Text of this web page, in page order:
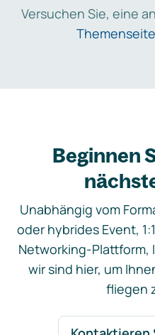
Versuchen Sie, eine
Themenseite
Beginnen
Unabhängig vom
oder hybrides Event,
Networking-
wir sind hier, um
fliegen